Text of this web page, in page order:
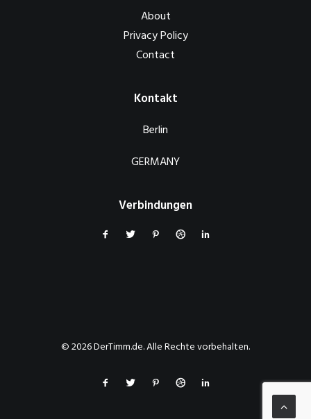
About
Privacy Policy
Contact
Kontakt
Berlin
GERMANY
Verbindungen
© 2026 DerTimm.de. Alle Rechte vorbehalten.